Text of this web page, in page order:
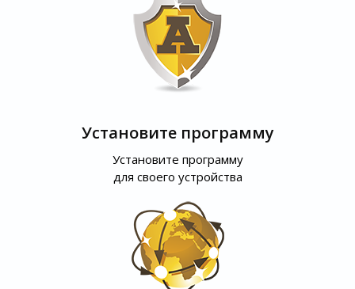
Установите программу
Установите программу
для своего устройства